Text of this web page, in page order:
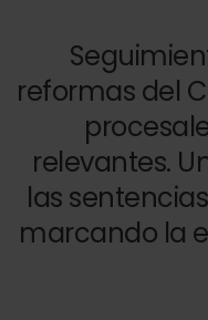
reformas del
relevantes.
las
marcando la